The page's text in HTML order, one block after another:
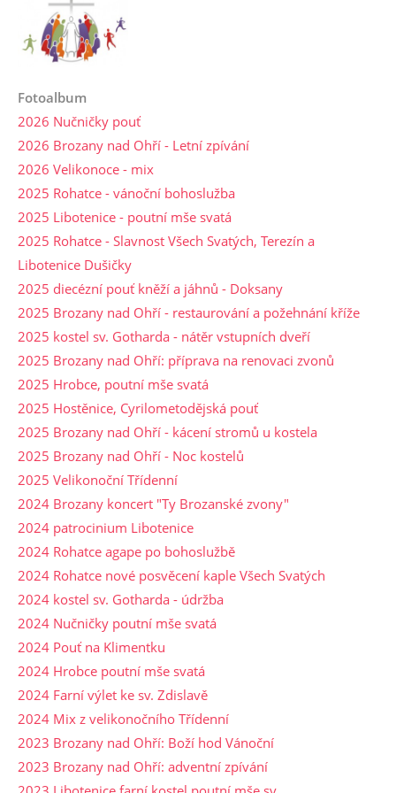
Fotoalbum
2026 Nučničky pouť
2026 Brozany nad Ohří - Letní zpívání
2026 Velikonoce - mix
2025 Rohatce - vánoční bohoslužba
2025 Libotenice - poutní mše svatá
2025 Rohatce - Slavnost Všech Svatých, Terezín a
Libotenice Dušičky
2025 diecézní pouť kněží a jáhnů - Doksany
2025 Brozany nad Ohří - restaurování a požehnání kříže
2025 kostel sv. Gotharda - nátěr vstupních dveří
2025 Brozany nad Ohří: příprava na renovaci zvonů
2025 Hrobce, poutní mše svatá
2025 Hostěnice, Cyrilometodějská pouť
2025 Brozany nad Ohří - kácení stromů u kostela
2025 Brozany nad Ohří - Noc kostelů
2025 Velikonoční Třídenní
2024 Brozany koncert "Ty Brozanské zvony"
2024 patrocinium Libotenice
2024 Rohatce agape po bohoslužbě
2024 Rohatce nové posvěcení kaple Všech Svatých
2024 kostel sv. Gotharda - údržba
2024 Nučničky poutní mše svatá
2024 Pouť na Klimentku
2024 Hrobce poutní mše svatá
2024 Farní výlet ke sv. Zdislavě
2024 Mix z velikonočního Třídenní
2023 Brozany nad Ohří: Boží hod Vánoční
2023 Brozany nad Ohří: adventní zpívání